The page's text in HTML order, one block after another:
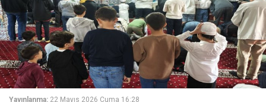
Yayınlanma: 22 Mayıs 2026 Cuma 16:28